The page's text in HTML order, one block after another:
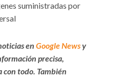
suministradas por
en Google Newsy
precisa,
todo. También